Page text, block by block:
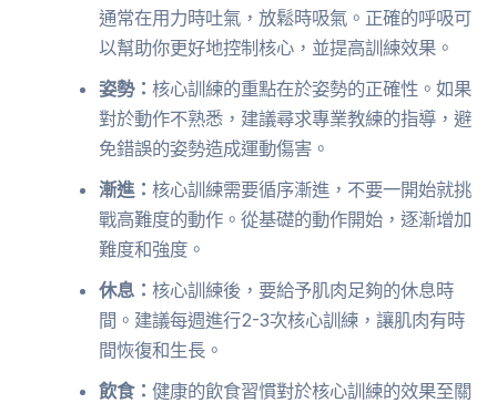
通常在用力時吐氣，放鬆時吸氣。正確的呼吸可
以幫助你更好地控制核心，並提高訓練效果。
姿勢：核心訓練的重點在於姿勢的正確性。如果
對於動作不熟悉，建議尋求專業教練的指導，避
免錯誤的姿勢造成運動傷害。
漸進：核心訓練需要循序漸進，不要一開始就挑
戰高難度的動作。從基礎的動作開始，逐漸增加
難度和強度。
休息：核心訓練後，要給予肌肉足夠的休息時
間。建議每週進行2-3次核心訓練，讓肌肉有時
間恢復和生長。
飲食：健康的飲食習慣對於核心訓練的效果至關